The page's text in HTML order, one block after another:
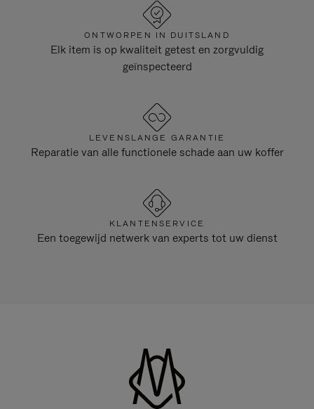
ONTWORPEN IN DUITSLAND
Elk item is op kwaliteit getest en zorgvuldig
geïnspecteerd
LEVENSLANGE GARANTIE
Reparatie van alle functionele schade aan uw koffer
KLANTENSERVICE
Een toegewijd netwerk van experts tot uw dienst